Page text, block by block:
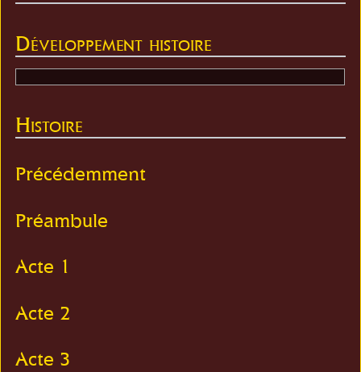
Développement histoire
Histoire
Précédemment
Préambule
Acte 1
Acte 2
Acte 3